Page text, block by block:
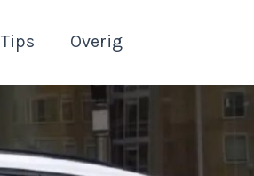
Tips Overig